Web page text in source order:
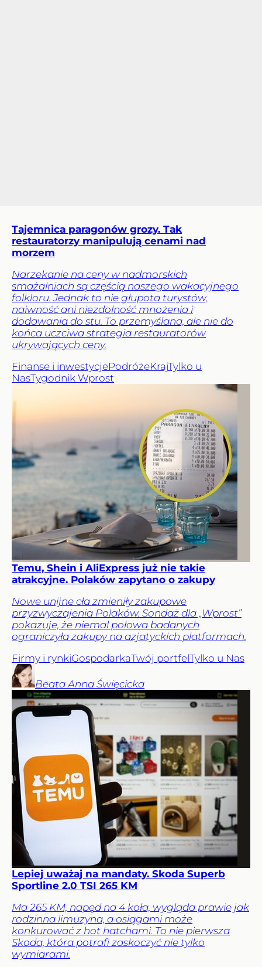
Tajemnica paragonów grozy. Tak
restauratorzy manipulują cenami nad
morzem
Narzekanie na ceny w nadmorskich
smażalniach są częścią naszego wakacyjnego
folkloru. Jednak to nie głupota turystów,
naiwność ani niezdolność mnożenia i
dodawania do stu. To przemyślana, ale nie do
końca uczciwa strategia restauratorów
ukrywających ceny.
Finanse i inwestycjePodróżeKrajTylko u
NasTygodnik Wprost
Temu, Shein i AliExpress już nie takie
atrakcyjne. Polaków zapytano o zakupy
Nowe unijne cła zmieniły zakupowe
przyzwyczajenia Polaków. Sondaż dla „Wprost”
pokazuje, że niemal połowa badanych
ograniczyła zakupy na azjatyckich platformach.
Firmy i rynkiGospodarkaTwój portfelTylko u Nas
Beata Anna Święcicka
Lepiej uważaj na mandaty. Skoda Superb
Sportline 2.0 TSI 265 KM
Ma 265 KM, napęd na 4 koła, wygląda prawie jak
rodzinna limuzyna, a osiągami może
konkurować z hot hatchami. To nie pierwsza
Skoda, która potrafi zaskoczyć nie tylko
wymiarami.